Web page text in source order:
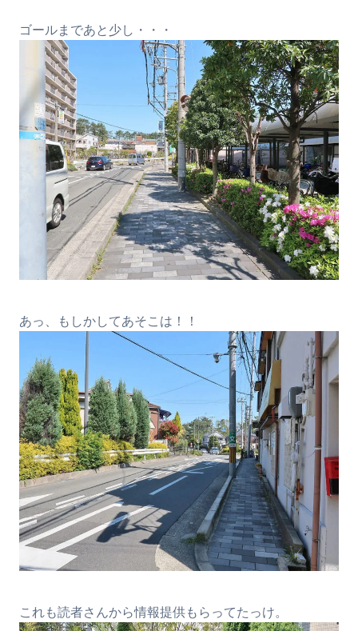
ゴールまであと少し・・・
あっ、もしかしてあそこは！！
これも読者さんから情報提供もらってたっけ。